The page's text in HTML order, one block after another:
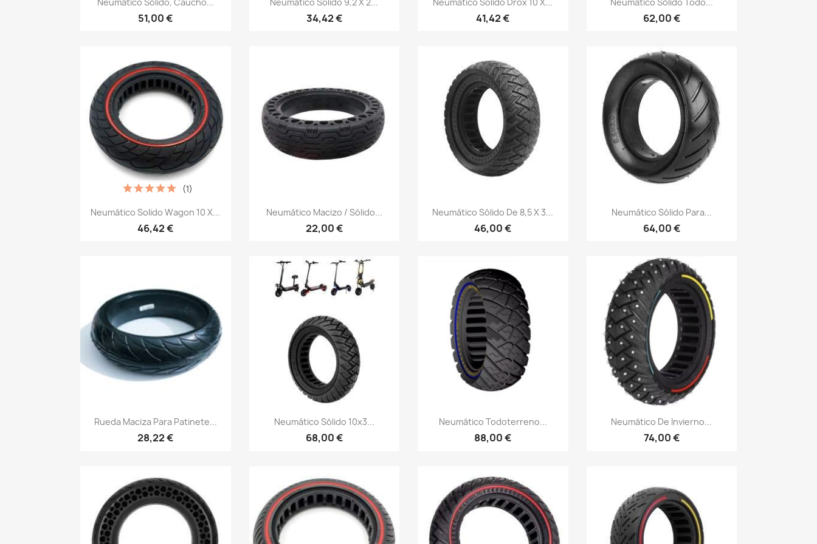
51,00 € 34,42 € 41,42 € 62,00 €
Vista rápida
Neumático Solido Wagon 10 X...
46,42 €
(1)
Vista rápida
Neumático Macizo / Sólido...
22,00 €
Vista rápida
Neumático Sólido De 8,5 X 3...
46,00 €
Vista rápida
Neumático Sólido Para...
64,00 €
Vista rápida
Rueda Maciza Para Patinete...
28,22 €
Vista rápida
Neumático Sólido 10x3...
68,00 €
Vista rápida
Neumático Todoterreno...
88,00 €
Vista rápida
Neumático De Invierno...
74,00 €